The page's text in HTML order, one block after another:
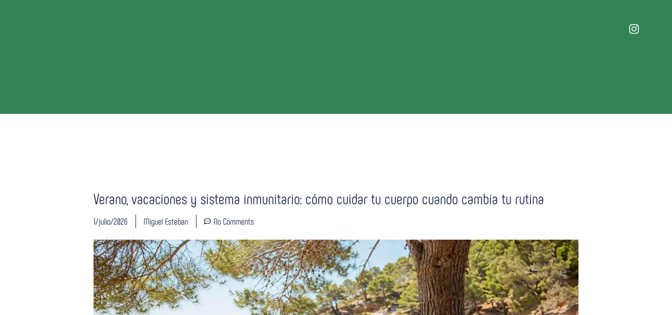
Verano, vacaciones y sistema inmunitario: cómo cuidar tu cuerpo cuando cambia tu rutina
1/julio/2026 Miguel Esteban No Comments